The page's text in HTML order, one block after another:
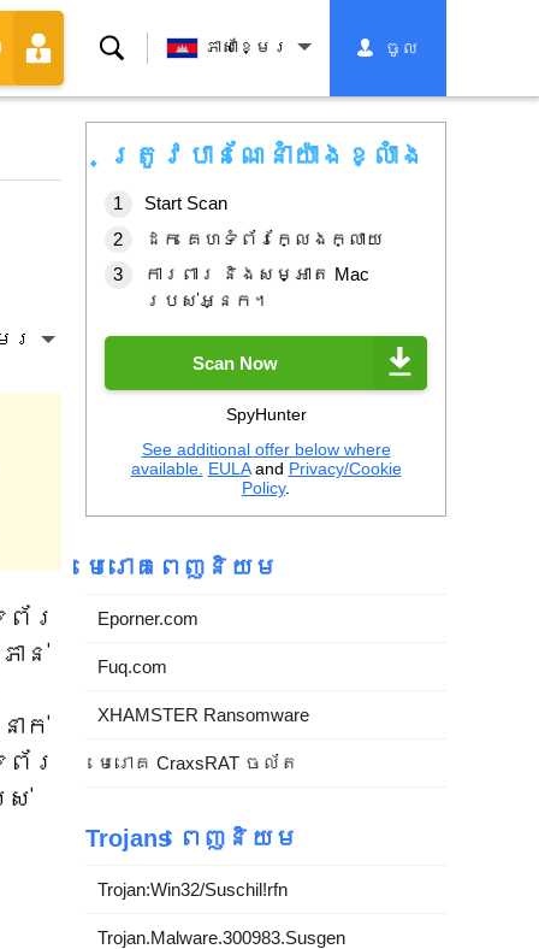
ស្វែងរក ភាសាខ្មែរ ចូល
ែរ
ព័រ
ាន់
ាក់
ព័រ
ស់
ត្រូវបានណែនាំយ៉ាងខ្លាំង
Start Scan
ដក គេហទំព័រក្លែងក្លាយ
ការពារ និងសម្អាត Mac
របស់អ្នក។
Scan Now
SpyHunter
See additional offer below where
available. EULAand Privacy/Cookie
Policy.
មេរោគពេញនិយម
Eporner.com
Fuq.com
XHAMSTER Ransomware
មេរោគ CraxsRAT ចល័ត
Trojans ពេញនិយម
Trojan:Win32/Suschil!rfn
Trojan.Malware.300983.Susgen